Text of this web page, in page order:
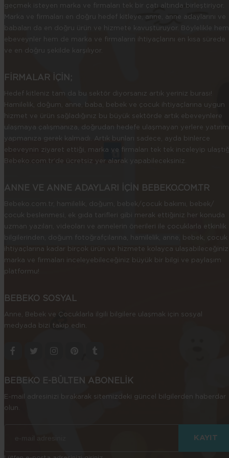
geçmek isteyen marka ve firmaları tek bir çatı altında birleştiriyor.
Marka ve firmaları en doğru hedef kitleye, anne, anne adaylarını ve
babaları da en doğru ürün ve hizmete kavuşturuyor. Böylelikle hem
ebeveynler hem de marka ve firmaların ihtiyaçlarını en kısa sürede
ve en doğru şekilde karşılıyor.
FİRMALAR İÇİN;
Hedef kitleniz tam da bu sektör diyorsanız artık yeriniz burası!
Hamilelik, doğum, anne, baba, bebek ve çocuk ihtiyaçlarına uygun
hizmet ve ürün sağladığınız bu büyük sektörde artık ebeveynlere
ulaşmaya çalışmanıza, doğrudan hedefe ulaşmayan yerlere yatırım
yapmanıza gerek kalmadı. Artık bunları sadece, ayda binlerce
ebeveynin ziyaret ettiği, marka ve firmaları tek tek inceleyip
Bebeko.com.tr’de ücretsiz yer alarak yapabileceksiniz.
ANNE VE ANNE ADAYLARI İÇİN BEBEKO.COM.TR
Bebeko.com.tr, hamilelik, doğum, bebek/çocuk bakımı, bebek/
çocuk beslenmesi, ek gıda tarifleri gibi merak ettiğiniz her konuda
uzman yazıları, videoları ve annelerin önerileri ile çocuklarla etkinlik
bilgilerinden, doğum fotoğrafçılarına, hamilelik, anne, bebek, çocuk
ihtiyaçlarına kadar birçok ürün ve hizmete kolayca ulaşabileceğiniz
marka ve firmaları inceleyebileceğiniz büyük bir bilgi ve paylaşım
platformu!
BEBEKO SOSYAL
Anne, Bebek ve Çocuklarla ilgili bilgilere ulaşmak için sosyal
medyada bizi takip edin.
BEBEKO E-BÜLTEN ABONELİK
E-mail adresinizi bırakarak sitemizdeki güncel bilgilerden haberdar
olun.